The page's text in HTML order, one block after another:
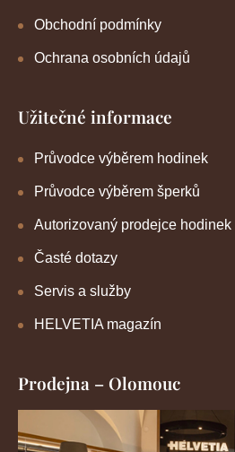
Obchodní podmínky
Ochrana osobních údajů
Užitečné informace
Průvodce výběrem hodinek
Průvodce výběrem šperků
Autorizovaný prodejce hodinek
Časté dotazy
Servis a služby
HELVETIA magazín
Prodejna – Olomouc